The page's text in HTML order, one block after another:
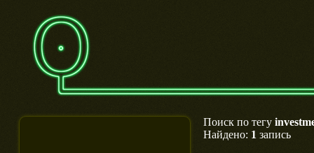
Поиск по тегу
Найдено: 1 запись